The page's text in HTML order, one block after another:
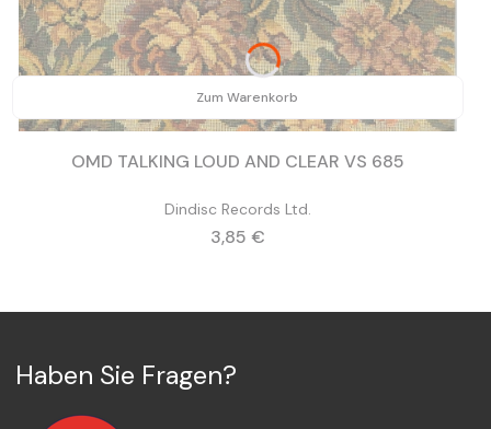
Zum Warenkorb
OMD TALKING LOUD AND CLEAR VS 685
Dindisc Records Ltd.
Preis
3,85 €
Haben Sie Fragen?